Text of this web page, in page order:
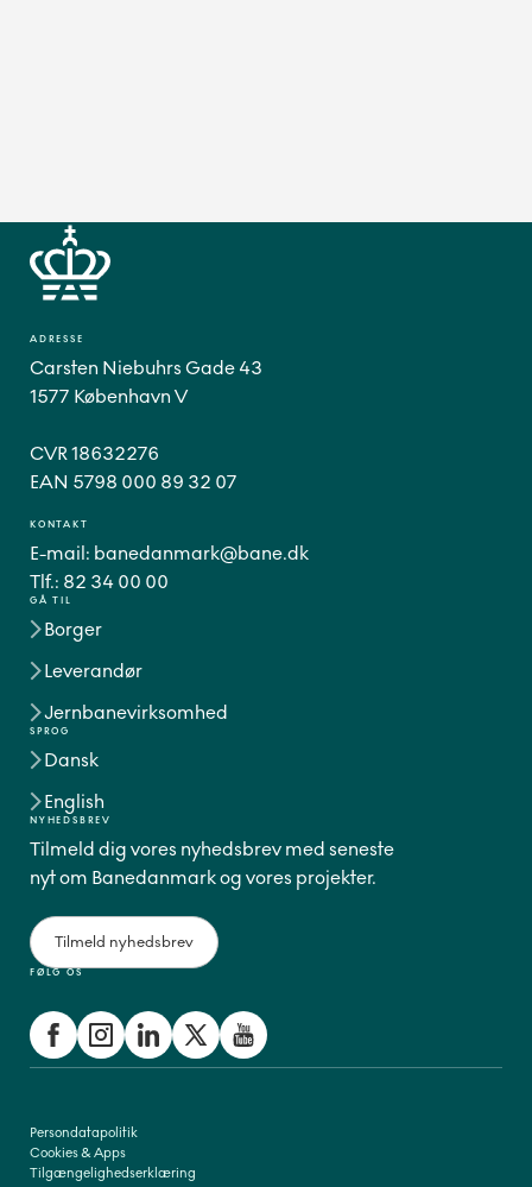
GÅ TIL
Borger
Leverandør
Jernbanevirksomhed
SPROG
Dansk
English
FØLG OS
ADRESSE
Carsten Niebuhrs Gade 43
1577 København V
CVR 18632276
EAN 5798 000 89 32 07
KONTAKT
E-mail: banedanmark@bane.dk
Tlf.: 82 34 00 00
NYHEDSBREV
Tilmeld dig vores nyhedsbrev med seneste
nyt om Banedanmark og vores projekter.
Tilmeld nyhedsbrev
Persondatapolitik
Cookies & Apps
Tilgængelighedserklæring